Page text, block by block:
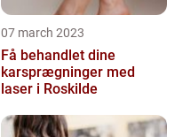
07 march 2023
Få behandlet dine
karsprægninger med
laser i Roskilde